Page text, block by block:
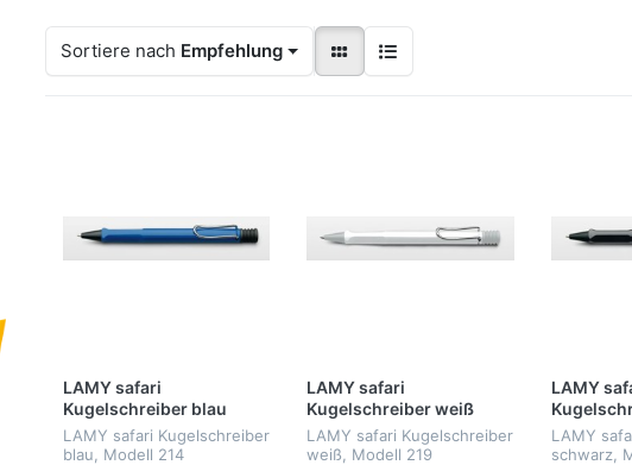
Sortiere nach Empfehlung
LAMY safari
Kugelschreiber blau
LAMY safari Kugelschreiber
blau, Modell 214
LAMY safari
Kugelschreiber weiß
LAMY safari Kugelschreiber
weiß, Modell 219
LAMY
LAMY
schwarz,